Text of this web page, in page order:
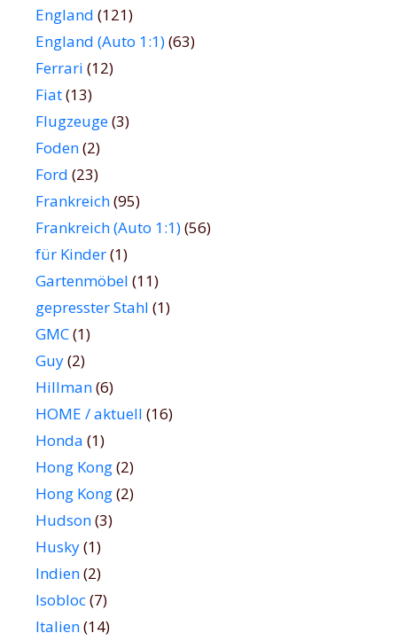
England (121)
England (Auto 1:1)(63)
Ferrari (12)
Fiat(13)
Flugzeuge(3)
Foden(2)
Ford (23)
Frankreich(95)
Frankreich (Auto 1:1)(56)
für Kinder(1)
Gartenmöbel (11)
gepresster Stahl (1)
GMC(1)
Guy(2)
Hillman(6)
HOME / aktuell (16)
Honda (1)
Hong Kong(2)
Hong Kong(2)
Hudson(3)
Husky(1)
Indien(2)
Isobloc(7)
Italien(14)